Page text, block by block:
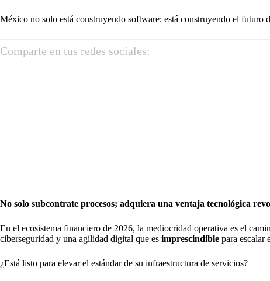
México no solo está construyendo software; está construyendo el futuro
Comparte en tus redes sociales:
No solo subcontrate procesos; adquiera una ventaja tecnológica
En el ecosistema financiero de 2026, la mediocridad operativa es el
ciberseguridad y una agilidad digital que es imprescindible para escalar
¿Está listo para elevar el estándar de su infraestructura de servicios?